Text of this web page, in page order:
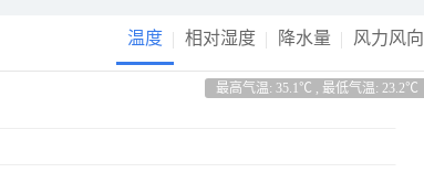
温度 相对湿度 降水量 风力风向
最高气温: 35.1℃ , 最低气温: 23.2℃